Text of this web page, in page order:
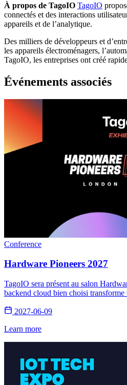
À propos de TagoIO TagoIO
connectés et des interactions
appareils et de l’analytique.
Des milliers de développeurs et
les appareils électroménagers,
TagoIO, les entreprises ont créé
Événements associés
Conference
Hardware Pioneers 2027
TagoIO sera présent au salon
backend cloud bien choisi
2027-06-09
Learn more